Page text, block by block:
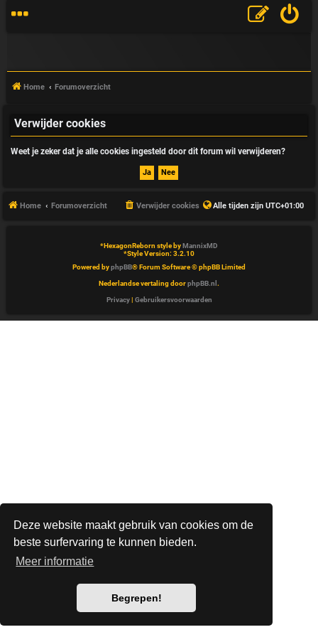
Deze website maakt gebruik van cookies om de
beste surfervaring te kunnen bieden.
Meer informatie
Begrepen!
V
Home Forumoverzicht
Verwijder cookies
Weet je zeker dat je alle cookies ingesteld door dit forum wil verwijderen?
Home Forumoverzicht Alle tijden zijn UTC+01:00
Verwijder cookies
*HexagonReborn style byMannixMD
*Style Version: 3.2.10
Powered byphpBB® Forum Software © phpBB Limited
Nederlandse vertaling doorphpBB.nl .
Privacy| Gebruikersvoorwaarden